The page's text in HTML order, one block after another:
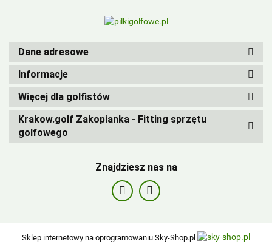
Dane adresowe
Informacje
Więcej dla golfistów
Krakow.golf Zakopianka - Fitting sprzętu
golfowego
Znajdziesz nas na
Sklep internetowy na oprogramowaniu Sky-Shop.pl